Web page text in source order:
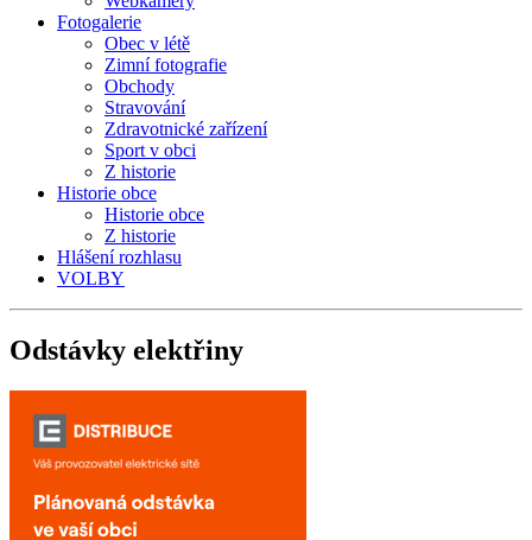
Fotogalerie
Obec v létě
Zimní fotografie
Obchody
Stravování
Zdravotnické zařízení
Sport v obci
Z historie
Historie obce
Historie obce
Z historie
Hlášení rozhlasu
VOLBY
Odstávky elektřiny